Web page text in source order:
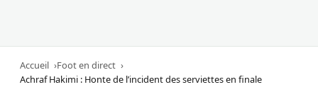
Accueil
Foot en direct
Achraf Hakimi : Honte de l’incident des serviettes en finale